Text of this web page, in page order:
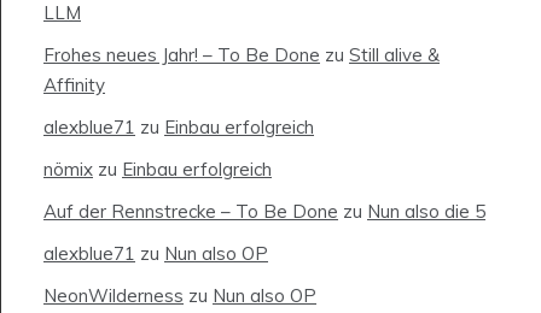
LLM
Frohes neues Jahr! – To Be Done zu Still alive &
Affinity
alexblue71 zu Einbau erfolgreich
nömix zu Einbau erfolgreich
Auf der Rennstrecke – To Be Done zu Nun also die 5
alexblue71 zu Nun also OP
NeonWilderness zu Nun also OP